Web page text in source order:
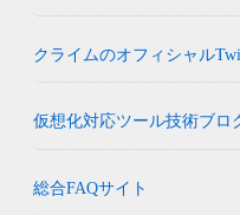
クライムのオフィシャル
仮想化対応ツール技術ブロ
総合FAQサイト